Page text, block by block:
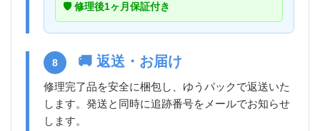
🛡️ 修理後1ヶ月保証付き
8 🚚 返送・お届け
修理完了品を安全に梱包し、ゆうパックで返送いた
します。発送と同時に追跡番号をメールでお知らせ
します。